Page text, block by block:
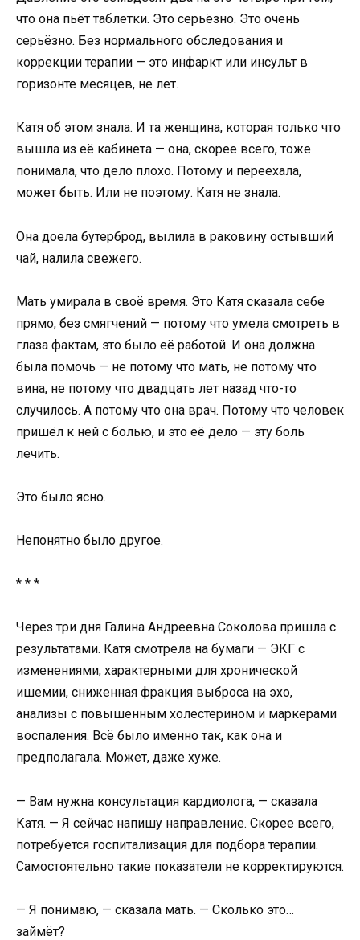
что она пьёт таблетки. Это серьёзно. Это очень
серьёзно. Без нормального обследования и
коррекции терапии — это инфаркт или инсульт в
горизонте месяцев, не лет.
Катя об этом знала. И та женщина, которая только что
вышла из её кабинета — она, скорее всего, тоже
понимала, что дело плохо. Потому и переехала,
может быть. Или не поэтому. Катя не знала.
Она доела бутерброд, вылила в раковину остывший
чай, налила свежего.
Мать умирала в своё время. Это Катя сказала себе
прямо, без смягчений — потому что умела смотреть в
глаза фактам, это было её работой. И она должна
была помочь — не потому что мать, не потому что
вина, не потому что двадцать лет назад что-то
случилось. А потому что она врач. Потому что человек
пришёл к ней с болью, и это её дело — эту боль
лечить.
Это было ясно.
Непонятно было другое.
* * *
Через три дня Галина Андреевна Соколова пришла с
результатами. Катя смотрела на бумаги — ЭКГ с
изменениями, характерными для хронической
ишемии, сниженная фракция выброса на эхо,
анализы с повышенным холестерином и маркерами
воспаления. Всё было именно так, как она и
предполагала. Может, даже хуже.
— Вам нужна консультация кардиолога, — сказала
Катя. — Я сейчас напишу направление. Скорее всего,
потребуется госпитализация для подбора терапии.
Самостоятельно такие показатели не корректируются.
— Я понимаю, — сказала мать. — Сколько это…
займёт?